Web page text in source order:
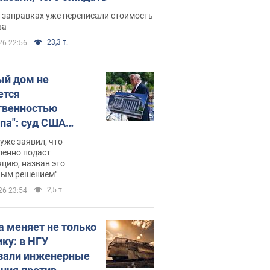
уже переписали стоимость
22:56 23,3 т.
дом не
суд США
зала
400 млн
заявил, что
подаст
назвав это
решением"
23:54 2,5 т.
меняет не только
в НГУ
инженерные